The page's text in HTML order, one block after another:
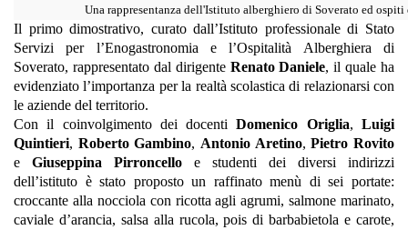
Una rappresentanza dell'Istituto alberghiero di Soverato ed
Il primo dimostrativo, curato dall’Istituto professionale di Stato
Servizi per l’Enogastronomia e l’Ospitalità Alberghiera di
Soverato, rappresentato dal dirigente Renato Daniele, il quale ha
evidenziato l’importanza per la realtà scolastica di relazionarsi con
le aziende del territorio.
Con il coinvolgimento dei docentiDomenico Origlia,Luigi
Quintieri, Roberto Gambino, Antonio Aretino,Pietro Rovito
e Giuseppina Pirroncello e studenti dei diversi indirizzi
dell’istituto è stato proposto un raffinato menù di sei portate:
croccante alla nocciola con ricotta agli agrumi, salmone marinato,
caviale d’arancia, salsa alla rucola, pois di barbabietola e carote,